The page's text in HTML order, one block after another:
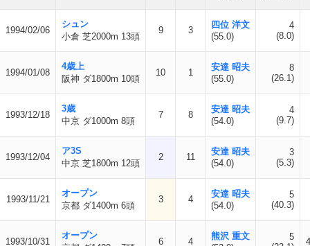
1994/02/06
シュン
小倉 芝2000m 13頭
9 3
四位 洋文
(55.0)
4
(8.0)
1994/01/08
4歳上
阪神 ダ1800m 10頭
10 1
安達 昭夫
(55.0)
8
(26.1)
1993/12/18
3歳
中京 ダ1000m 8頭
7 8
安達 昭夫
(54.0)
4
(9.7)
1993/12/04
ア3S
中京 芝1800m 12頭
2 11
安達 昭夫
(54.0)
3
(5.3)
1993/11/21
オープン
京都 ダ1400m 6頭
3 4
安達 昭夫
(54.0)
5
(40.3)
1993/10/31
オープン
6 4
熊沢 重文
5